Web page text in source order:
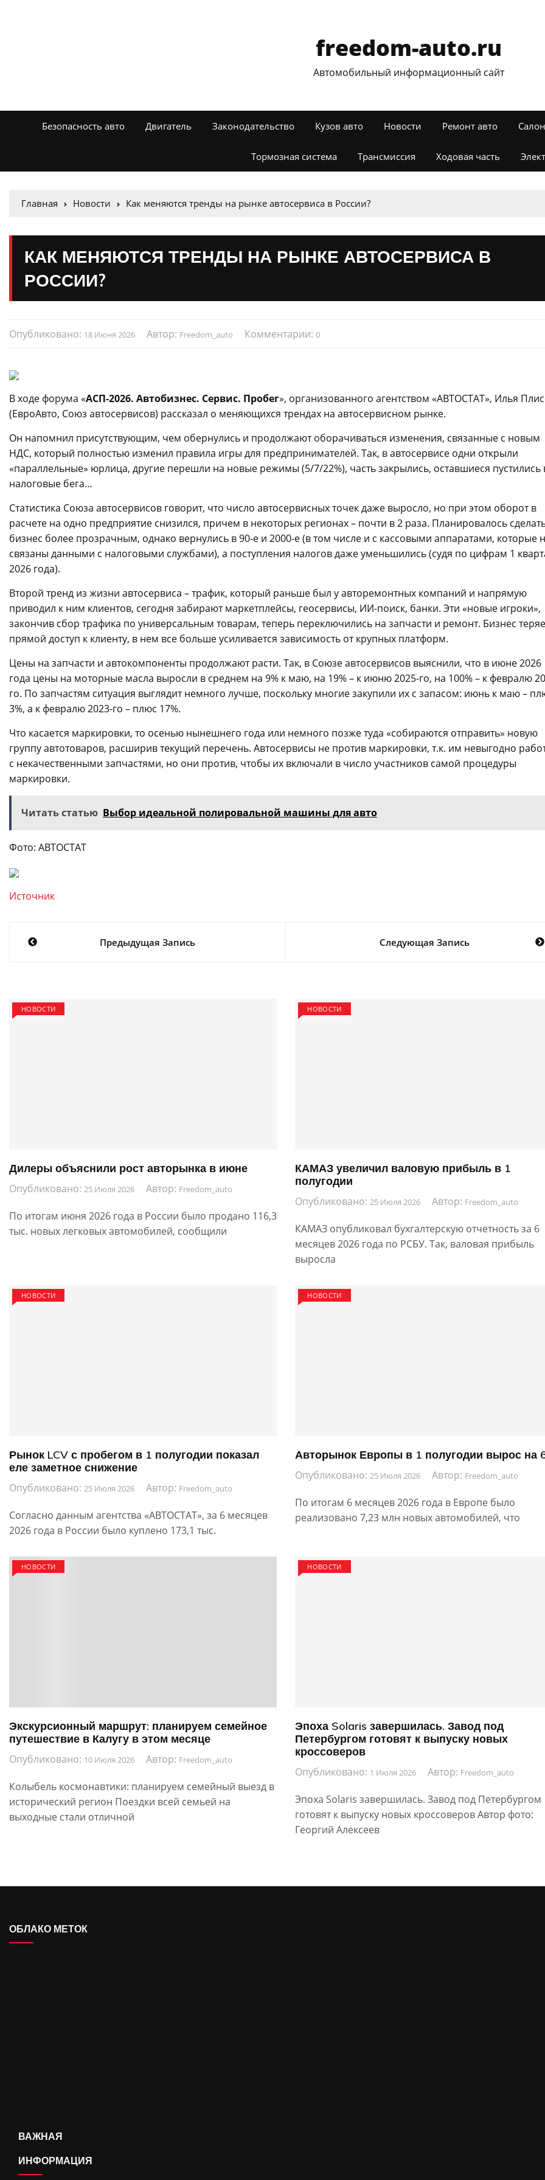
freedom-auto.ru
Автомобильный информационный сайт
Безопасность авто Двигатель Законодательство Кузов авто Новости Ремонт авто
Тормозная система Трансмиссия Ходовая часть
Главная Новости Как меняются тренды на рынке автосервиса в России?
КАК МЕНЯЮТСЯ ТРЕНДЫ НА РЫНКЕ АВТОСЕРВИСА В
РОССИИ?
Опубликовано: 18 Июня 2026 Автор: Freedom_auto Комментарии: 0
В ходе форума «АСП-2026. Автобизнес. Сервис. Пробег», организованного агентством «АВТОСТАТ», Илья
(ЕвроАвто, Союз автосервисов) рассказал о меняющихся трендах на автосервисном рынке.
Он напомнил присутствующим, чем обернулись и продолжают оборачиваться изменения, связанные с новым
НДС, который полностью изменил правила игры для предпринимателей. Так, в автосервисе одни открыли
«параллельные» юрлица, другие перешли на новые режимы (5/7/22%), часть закрылись, оставшиеся пустились
налоговые бега…
Статистика Союза автосервисов говорит, что число автосервисных точек даже выросло, но при этом оборот в
расчете на одно предприятие снизился, причем в некоторых регионах – почти в 2 раза. Планировалось
бизнес более прозрачным, однако вернулись в 90-е и 2000-е (в том числе и с кассовыми аппаратами, которые
связаны данными с налоговыми службами), а поступления налогов даже уменьшились (судя по цифрам 1
2026 года).
Второй тренд из жизни автосервиса – трафик, который раньше был у авторемонтных компаний и напрямую
приводил к ним клиентов, сегодня забирают маркетплейсы, геосервисы, ИИ-поиск, банки. Эти «новые игроки»,
закончив сбор трафика по универсальным товарам, теперь переключились на запчасти и ремонт. Бизнес
прямой доступ к клиенту, в нем все больше усиливается зависимость от крупных платформ.
Цены на запчасти и автокомпоненты продолжают расти. Так, в Союзе автосервисов выяснили, что в июне 2026
года цены на моторные масла выросли в среднем на 9% к маю, на 19% – к июню 2025-го, на 100% – к февралю
го. По запчастям ситуация выглядит немного лучше, поскольку многие закупили их с запасом: июнь к маю –
3%, а к февралю 2023-го – плюс 17%.
Что касается маркировки, то осенью нынешнего года или немного позже туда «собираются отправить» новую
группу автотоваров, расширив текущий перечень. Автосервисы не против маркировки, т.к. им невыгодно
с некачественными запчастями, но они против, чтобы их включали в число участников самой процедуры
маркировки.
Читать статью Выбор идеальной полировальной машины для авто
Фото: АВТОСТАТ
Источник
НавигацияПредыдущая Запись Следующая Запись
НОВОСТИ
Дилеры объяснили рост авторынка в июне
Опубликовано: 25 Июля 2026 Автор: Freedom_auto
По итогам июня 2026 года в России было продано 116,3
тыс. новых легковых автомобилей, сообщили
НОВОСТИ
КАМАЗ увеличил валовую прибыль в 1
полугодии
Опубликовано:25 Июля 2026 Автор: Freedom_auto
КАМАЗ опубликовал бухгалтерскую отчетность за 6
месяцев 2026 года по РСБУ. Так, валовая прибыль
выросла
НОВОСТИ
Рынок LCV с пробегом в 1 полугодии показал
еле заметное снижение
Опубликовано: 25 Июля 2026 Автор: Freedom_auto
Согласно данным агентства «АВТОСТАТ», за 6 месяцев
2026 года в России было куплено 173,1 тыс.
НОВОСТИ
Авторынок Европы в 1 полугодии вырос на
Опубликовано:25 Июля 2026 Автор: Freedom_auto
По итогам 6 месяцев 2026 года в Европе было
реализовано 7,23 млн новых автомобилей, что
НОВОСТИ
Экскурсионный маршрут: планируем семейное
путешествие в Калугу в этом месяце
Опубликовано: 10 Июля 2026 Автор: Freedom_auto
Колыбель космонавтики: планируем семейный выезд в
исторический регион Поездки всей семьей на
выходные стали отличной
НОВОСТИ
Эпоха Solaris завершилась. Завод под
Петербургом готовят к выпуску новых
кроссоверов
Опубликовано: 1 Июля 2026 Автор: Freedom_auto
Эпоха Solaris завершилась. Завод под Петербургом
готовят к выпуску новых кроссоверов Автор фото:
Георгий Алексеев
ОБЛАКО МЕТОК
ВАЖНАЯ
ИНФОРМАЦИЯ